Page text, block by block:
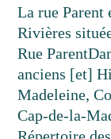
La rue Parent
Rivières
Rue Parent
anciens [et]
Madeleine,
Cap-de-la-